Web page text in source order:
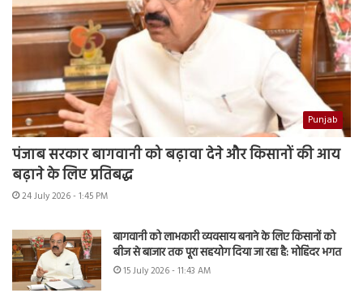
Punjab
पंजाब सरकार बागवानी को बढ़ावा देने और किसानों की आय
बढ़ाने के लिए प्रतिबद्ध
24 July 2026 - 1:45 PM
बागवानी को लाभकारी व्यवसाय बनाने के लिए किसानों को
बीज से बाजार तक पूरा सहयोग दिया जा रहा है: मोहिंदर भगत
15 July 2026 - 11:43 AM